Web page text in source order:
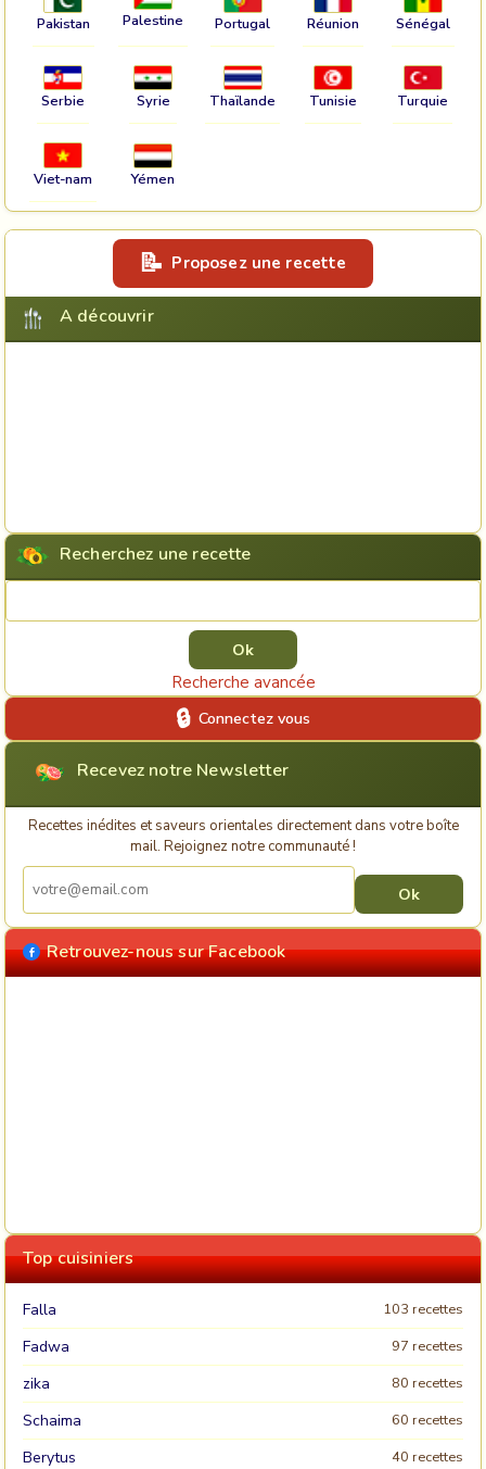
Pakistan Palestine Portugal Réunion Sénégal
Serbie Syrie Thaïlande Tunisie Turquie
Viet-nam Yémen
Proposez une recette
A découvrir
Recherchez une recette
Recherche avancée
Connectez vous
Recevez notre Newsletter
Recettes inédites et saveurs orientales directement dans votre boîte
mail. Rejoignez notre communauté !
Retrouvez-nous sur Facebook
Top cuisiniers
Falla 103 recettes
Fadwa 97 recettes
zika 80 recettes
Schaima 60 recettes
Berytus 40 recettes